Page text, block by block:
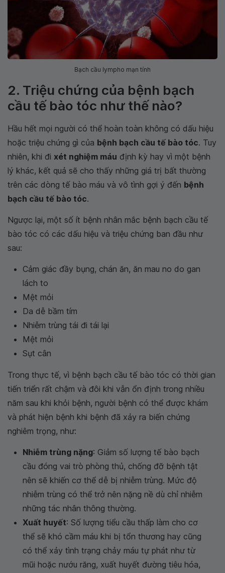
Bạch cầu lympho mạn tính
2. Triệu chứng của bệnh bạch
cầu tế bào tóc như thế nào?
Hầu hết mọi người có thể hoàn toàn không có dấu hiệu
hoặc triệu chứng gì của bệnh bạch cầu tế bào tóc. Tuy
nhiên, khi đi xét nghiệm máu định kỳ hay vì một bệnh
lý khác, kết quả sẽ cho thấy những giá trị bất thường
trên các dòng tế bào máu và vô tình gợi ý đến bệnh
bạch cầu tế bào tóc.
Ngược lại, một số ít bệnh nhân mắc bệnh bạch cầu tế
bào tóc có các dấu hiệu và triệu chứng ban đầu như
sau:
Cảm giác đầy bụng, chán ăn, ăn mau no do gan
lách to
Mệt mỏi
Da dễ bầm tím
Nhiễm trùng tái đi tái lại
Mệt mỏi
Sụt cân
Trong thực tế, vì bệnh bạch cầu tế bào tóc có thời gian
tiến triển rất chậm và đôi khi vẫn ổn định trong nhiều
năm sau khi khỏi bệnh, người bệnh có thể được khám
và phát hiện bệnh khi bệnh đã xảy ra biến chứng
nghiêm trọng, như:
Nhiễm trùng nặng: Giảm số lượng tế bào bạch
cầu đóng vai trò phòng thủ, chống đỡ bệnh tật
nên sẽ khiến cơ thể dễ bị nhiễm trùng. Mức độ
nhiễm trùng có thể trở nên nặng nề dù chỉ nhiễm
những tác nhân thông thường.
Xuất huyết: Số lượng tiểu cầu thấp làm cho cơ
thể sẽ khó cầm máu khi bị tổn thương hay cũng
có thể xảy tình trạng chảy máu tự phát như từ
mũi hoặc nướu răng, xuất huyết đường tiêu hóa,